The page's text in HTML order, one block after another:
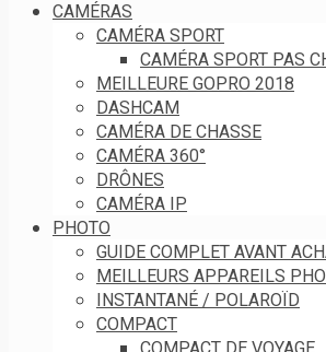
CAMÉRAS
CAMÉRA SPORT
CAMÉRA SPORT PAS
MEILLEURE GOPRO 2018
DASHCAM
CAMÉRA DE CHASSE
CAMÉRA 360°
DRÔNES
CAMÉRA IP
PHOTO
GUIDE COMPLET AVANT
MEILLEURS APPAREILS
INSTANTANÉ / POLAROÏD
COMPACT